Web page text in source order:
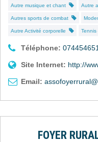
Autre musique et chant Autre
Autres sports de combat
Autre Activité corporelle
Téléphone:
Site Internet: http://
Email:
FOYER